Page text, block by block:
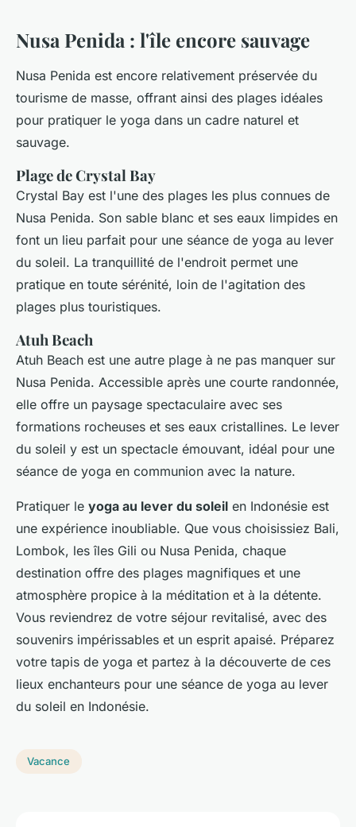
Nusa Penida : l'île encore sauvage
Nusa Penida est encore relativement préservée du
tourisme de masse, offrant ainsi des plages idéales
pour pratiquer le yoga dans un cadre naturel et
sauvage.
Plage de Crystal Bay
Crystal Bay est l'une des plages les plus connues de
Nusa Penida. Son sable blanc et ses eaux limpides en
font un lieu parfait pour une séance de yoga au lever
du soleil. La tranquillité de l'endroit permet une
pratique en toute sérénité, loin de l'agitation des
plages plus touristiques.
Atuh Beach
Atuh Beach est une autre plage à ne pas manquer sur
Nusa Penida. Accessible après une courte randonnée,
elle offre un paysage spectaculaire avec ses
formations rocheuses et ses eaux cristallines. Le lever
du soleil y est un spectacle émouvant, idéal pour une
séance de yoga en communion avec la nature.
Pratiquer le yoga au lever du soleil en Indonésie est
une expérience inoubliable. Que vous choisissiez Bali,
Lombok, les îles Gili ou Nusa Penida, chaque
destination offre des plages magnifiques et une
atmosphère propice à la méditation et à la détente.
Vous reviendrez de votre séjour revitalisé, avec des
souvenirs impérissables et un esprit apaisé. Préparez
votre tapis de yoga et partez à la découverte de ces
lieux enchanteurs pour une séance de yoga au lever
du soleil en Indonésie.
Vacance